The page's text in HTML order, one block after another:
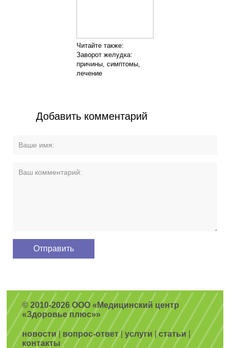
Читайте также:
Заворот желудка:
причины, симптомы,
лечение
Добавить комментарий
© 2010-2026 ООО «Медицинский центр
«Здоровье плюс»»
новости| вопрос-ответ|услуги |статьи
контакты